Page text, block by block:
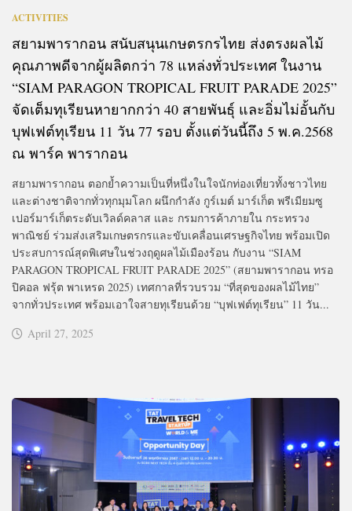
ACTIVITIES
สยามพารากอน สนับสนุนเกษตรกรไทย ส่งตรงผลไม้
คุณภาพดีจากผู้ผลิตกว่า 78 แหล่งทั่วประเทศ ในงาน
“SIAM PARAGON TROPICAL FRUIT PARADE 2025”
จัดเต็มทุเรียนหายากกว่า 40 สายพันธุ์ และอิ่มไม่อั้นกับ
บุฟเฟต์ทุเรียน 11 วัน 77 รอบ ตั้งแต่วันนี้ถึง 5 พ.ค.2568
ณ พาร์ค พารากอน
สยามพารากอน ตอกย้ำความเป็นที่หนึ่งในใจนักท่องเที่ยวทั้งชาวไทย
และต่างชาติจากทั่วทุกมุมโลก ผนึกกำลัง กูร์เมต์ มาร์เก็ต พรีเมียมซู
เปอร์มาร์เก็ตระดับเวิลด์คลาส และ กรมการค้าภายใน กระทรวง
พาณิชย์ ร่วมส่งเสริมเกษตรกรและขับเคลื่อนเศรษฐกิจไทย พร้อมเปิด
ประสบการณ์สุดพิเศษในช่วงฤดูผลไม้เมืองร้อน กับงาน “SIAM
PARAGON TROPICAL FRUIT PARADE 2025” (สยามพารากอน ทรอ
ปิคอล ฟรุ้ต พาเหรด 2025) เทศกาลที่รวบรวม “ที่สุดของผลไม้ไทย”
จากทั่วประเทศ พร้อมเอาใจสายทุเรียนด้วย “บุฟเฟต์ทุเรียน” 11 วัน...
April 27, 2025